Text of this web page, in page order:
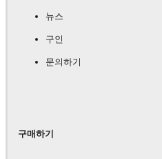
뉴스
구인
문의하기
구매하기